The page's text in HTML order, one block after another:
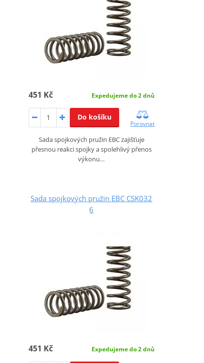
451 Kč Expedujeme do 2 dnů
Do košíku
Porovnat
Sada spojkových pružin EBC zajišťuje
přesnou reakci spojky a spolehlivý přenos
výkonu…
Sada spojkových pružin EBC CSK032
6
451 Kč Expedujeme do 2 dnů